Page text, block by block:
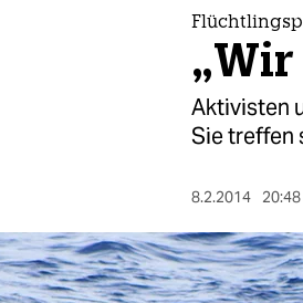
berlin
Aktivisten
Sie treffen
8.2.2014